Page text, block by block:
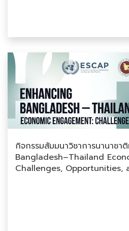
กิจกรรมสัมมนาวิชาการนานาชา
Bangladesh–Thailand
Challenges, Opportunities,